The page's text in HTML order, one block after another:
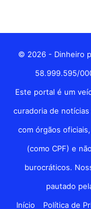
© 2026 - Dinheiro
58.999.595/
Este portal é um
curadoria de
com órgãos
(como CPF) e
burocráticos.
pautado
Início
Política de